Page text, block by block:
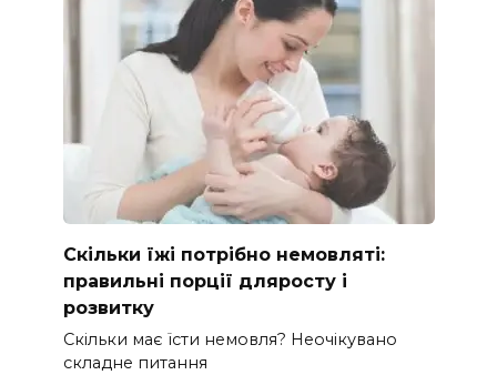
Скільки їжі потрібно немовляті:
правильні порції дляросту і
розвитку
Скільки має їсти немовля? Неочікувано
складне питання